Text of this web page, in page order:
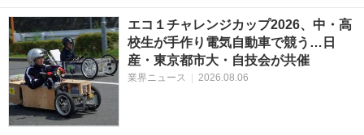
エコ１チャレンジカップ2026、中・高
校生が手作り電気自動車で競う…日
産・東京都市大・自技会が共催
業界ニュース | 2026.08.06